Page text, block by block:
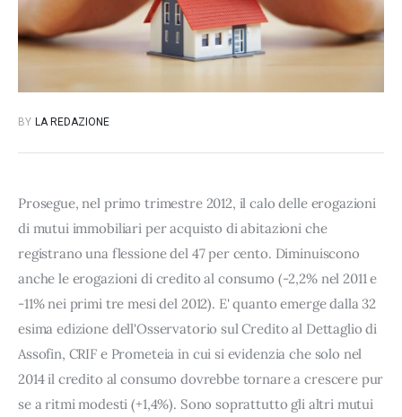
BY LA REDAZIONE
Prosegue, nel primo trimestre 2012, il calo delle erogazioni
di mutui immobiliari per acquisto di abitazioni che
registrano una flessione del 47 per cento. Diminuiscono
anche le erogazioni di credito al consumo (-2,2% nel 2011 e
-11% nei primi tre mesi del 2012). E' quanto emerge dalla 32
esima edizione dell'Osservatorio sul Credito al Dettaglio di
Assofin, CRIF e Prometeia in cui si evidenzia che solo nel
2014 il credito al consumo dovrebbe tornare a crescere pur
se a ritmi modesti (+1,4%). Sono soprattutto gli altri mutui